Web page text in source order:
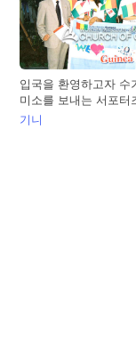
입국을 환영하고자 수
미소를 보내는 서포터
기니